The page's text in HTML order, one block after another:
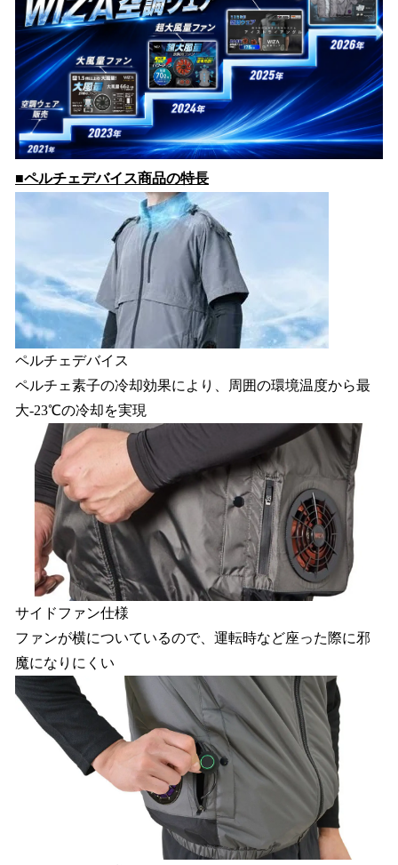
■ペルチェデバイス商品の特長
ペルチェデバイス
ペルチェ素子の冷却効果により、周囲の環境温度から最
大-23℃の冷却を実現
サイドファン仕様
ファンが横についているので、運転時など座った際に邪
魔になりにくい